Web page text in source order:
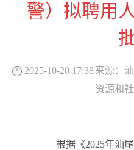
警）拟聘用
2025-10-20 17:38来源：
资源和
根据《2025年汕尾